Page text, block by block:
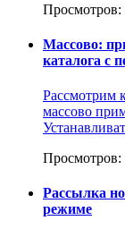
Просмотров:
Массово:
каталога с
Рассмотрим
массово
Просмотров:
Рассылка
режиме